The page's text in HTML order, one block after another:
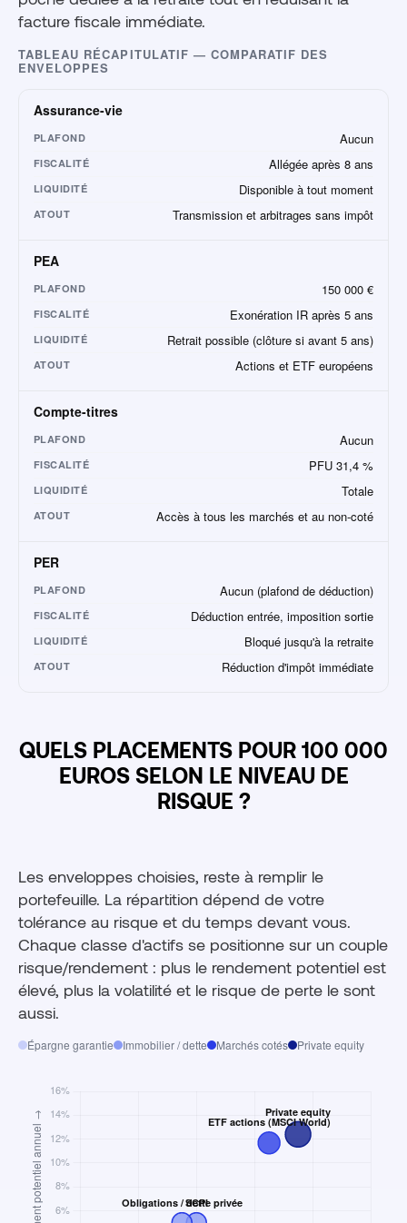
facture fiscale immédiate.
TABLEAU RÉCAPITULATIF — COMPARATIF DES
ENVELOPPES
Assurance-vie
PLAFOND Aucun
FISCALITÉ Allégée après 8 ans
LIQUIDITÉ Disponible à tout moment
ATOUT Transmission et arbitrages sans impôt
PEA
PLAFOND 150 000 €
FISCALITÉ Exonération IR après 5 ans
LIQUIDITÉ Retrait possible (clôture si avant 5 ans)
ATOUT Actions et ETF européens
Compte-titres
PLAFOND Aucun
FISCALITÉ PFU 31,4 %
LIQUIDITÉ Totale
ATOUT Accès à tous les marchés et au non-coté
PER
PLAFOND Aucun (plafond de déduction)
FISCALITÉ Déduction entrée, imposition sortie
LIQUIDITÉ Bloqué jusqu'à la retraite
ATOUT Réduction d'impôt immédiate
QUELS PLACEMENTS POUR 100 000
EUROS SELON LE NIVEAU DE
RISQUE ?
Les enveloppes choisies, reste à remplir le
portefeuille. La répartition dépend de votre
tolérance au risque et du temps devant vous.
Chaque classe d'actifs se positionne sur un couple
risque/rendement : plus le rendement potentiel est
élevé, plus la volatilité et le risque de perte le sont
aussi.
Épargne garantie Immobilier / dette Marchés cotés Private equity